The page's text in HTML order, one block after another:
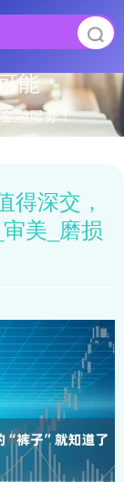
能
融服务！
得深交，
美_磨损